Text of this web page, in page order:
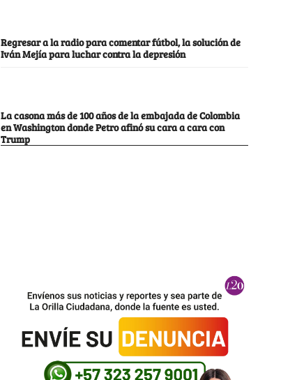
Regresar a la radio para comentar fútbol, la solución de
Iván Mejía para luchar contra la depresión
La casona más de 100 años de la embajada de Colombia
en Washington donde Petro afinó su cara a cara con
Trump